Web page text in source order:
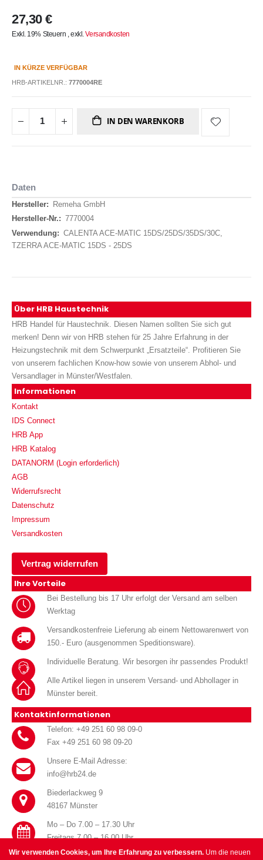
Wir verwenden Cookies, um Ihre Erfahrung zu verbessern. Um die neuen
27,30 €
Exkl. 19% Steuern ,exkl.Versandkosten
IN KÜRZE VERFÜGBAR
HRB-ARTIKELNR.: 7770004RE
IN DEN WARENKORB
Daten
Daten
Remeha GmbH
7770004
CALENTA ACE-MATIC 15DS/25DS/35DS/30C,
TZERRA ACE-MATIC 15DS - 25DS
Über HRB Haustechnik
HRB Handel für Haustechnik. Diesen Namen sollten Sie sich gut
merken! Denn wir von HRB stehen für 25 Jahre Erfahrung in der
Heizungstechnik mit dem Schwerpunkt „Ersatzteile“. Profitieren Sie
von unserem fachlichen Know-how sowie von unserem Abhol- und
Versandlager in Münster/Westfalen.
Informationen
Kontakt
IDS Connect
HRB App
HRB Katalog
DATANORM (Login erforderlich)
AGB
Widerrufsrecht
Datenschutz
Impressum
Versandkosten
Vertrag widerrufen
Ihre Vorteile
Bei Bestellung bis 17 Uhr erfolgt der Versand am selben
Werktag
Versandkostenfreie Lieferung ab einem Nettowarenwert von
150.- Euro (ausgenommen Speditionsware).
Individuelle Beratung. Wir besorgen ihr passendes Produkt!
Alle Artikel liegen in unserem Versand- und Abhollager in
Münster bereit.
Kontaktinformationen
Telefon: +49 251 60 98 09-0
Fax +49 251 60 98 09-20
Unsere E-Mail Adresse:
info@hrb24.de
Biederlackweg 9
48167 Münster
Mo – Do 7.00 – 17.30 Uhr
Freitags 7.00 – 16.00 Uhr